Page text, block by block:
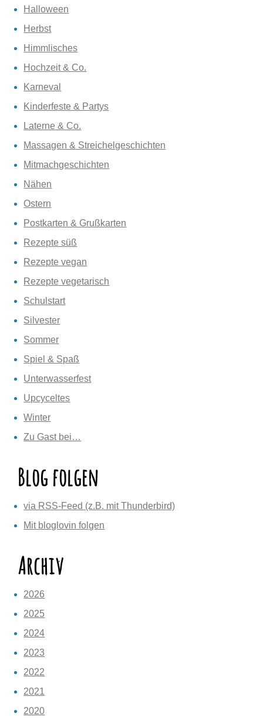
Halloween
Herbst
Himmlisches
Hochzeit & Co.
Karneval
Kinderfeste & Partys
Laterne & Co.
Massagen & Streichelgeschichten
Mitmachgeschichten
Nähen
Ostern
Postkarten & Grußkarten
Rezepte süß
Rezepte vegan
Rezepte vegetarisch
Schulstart
Silvester
Sommer
Spiel & Spaß
Unterwasserfest
Upcyceltes
Winter
Zu Gast bei…
Blog folgen
via RSS-Feed (z.B. mit Thunderbird)
Mit bloglovin folgen
Archiv
2026
2025
2024
2023
2022
2021
2020